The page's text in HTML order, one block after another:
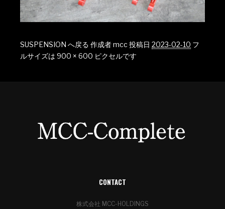
SUSPENSION へ戻る 作成者mcc投稿日 2023-02-10 フ
ルサイズは 900 × 600 ピクセルです
CONTACT
株式会社 MCC-HOLDINGS